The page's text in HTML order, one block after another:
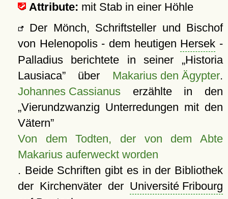
Attribute: mit Stab in einer Höhle
Der Mönch, Schriftsteller und Bischof
von Helenopolis - dem heutigen Hersek -
Palladius berichtete in seiner
Historia
Lausiaca über Makarius den Ägypter.
Johannes Cassianuserzählte in den
Vierundzwanzig Unterredungen mit den
Vätern
Von dem Todten, der von dem Abte
Makarius auferweckt worden
. Beide Schriften gibt es in der Bibliothek
der Kirchenväter der Université Fribourg